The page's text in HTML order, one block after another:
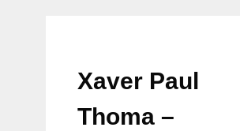
Xaver Paul
Thoma –